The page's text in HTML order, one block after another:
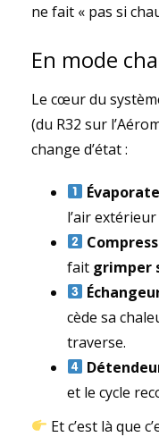
ne fait « pas si
En mode
Le cœur du
(du R32 sur
change d’état :
l’air
fait grimper
cède sa
traverse.
et le cycle
Et c’est là que